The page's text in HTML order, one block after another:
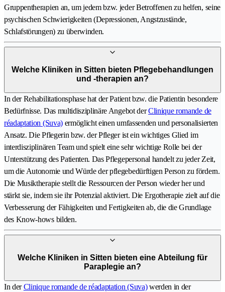
Gruppentherapien an, um jedem bzw. jeder Betroffenen zu helfen, seine
psychischen Schwierigkeiten (Depressionen, Angstzustände,
Schlafstörungen) zu überwinden.
Welche Kliniken in Sitten bieten Pflegebehandlungen
und -therapien an?
In der Rehabilitationsphase hat der Patient bzw. die Patientin besondere
Bedürfnisse. Das multidisziplinäre Angebot derClinique romande de
réadaptation (Suva)ermöglicht einen umfassenden und personalisierten
Ansatz. Die Pflegerin bzw. der Pfleger ist ein wichtiges Glied im
interdisziplinären Team und spielt eine sehr wichtige Rolle bei der
Unterstützung des Patienten. Das Pflegepersonal handelt zu jeder Zeit,
um die Autonomie und Würde der pflegebedürftigen Person zu fördern.
Die Musiktherapie stellt die Ressourcen der Person wieder her und
stärkt sie, indem sie ihr Potenzial aktiviert. Die Ergotherapie zielt auf die
Verbesserung der Fähigkeiten und Fertigkeiten ab, die die Grundlage
des Know-hows bilden.
Welche Kliniken in Sitten bieten eine Abteilung für
Paraplegie an?
In derClinique romande de réadaptation (Suva)werden in der